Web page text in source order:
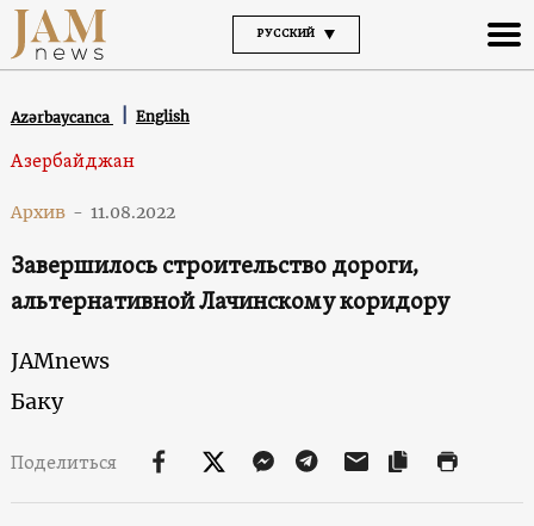
РУССКИЙ
Azərbaycanca English
Азербайджан
Архив - 11.08.2022
Завершилось строительство дороги,
альтернативной Лачинскому коридору
JAMnews
Баку
Поделиться